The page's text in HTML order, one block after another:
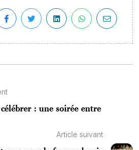
: une soirée entre
Article suivant